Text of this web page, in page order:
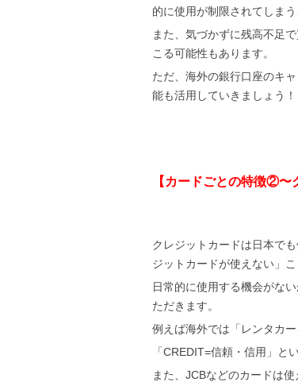
的に使用が制限されてしまう
また、気づかずに残高不足
こる可能性もあります。
ただ、海外の銀行口座のキ
能も活用していきましょう！
【カードごとの特徴②〜
クレジットカードは日本で
ジットカードが使えない」
日常的に使用する機会がな
ただきます。
例えば海外では「レンタカ
「CREDIT=信頼・信用」と
また、JCBなどのカードは